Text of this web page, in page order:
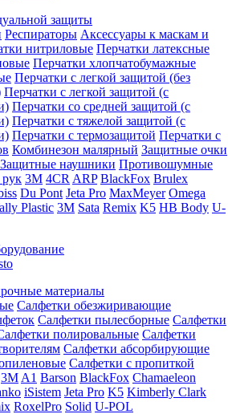
защиты
Респираторы Аксессуары к маскам и
нитриловые Перчатки латексные
Перчатки хлопчатобумажные
Перчатки с легкой защитой (без
Перчатки с легкой защитой (с
Перчатки со средней защитой (с
Перчатки с тяжелой защитой (с
Перчатки с термозащитой Перчатки с
Комбинезон малярный Защитные очки
Защитные наушники Противошумные
рук 3M 4CR ARP BlackFox Brulex
Du Pont Jeta Pro MaxMeyer Omega
Plastic 3M Sata Remix K5 HB Body U-
материалы
Салфетки обезжиривающие
Салфетки пылесборные Салфетки
полировальные Салфетки
Салфетки абсорбирующие
Салфетки с пропиткой
3M A1 Barson BlackFox Chamaeleon
iSistem Jeta Pro K5 Kimberly Clark
RoxelPro Solid U-POL